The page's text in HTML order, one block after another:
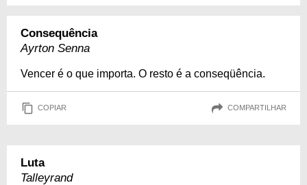
Consequência
Ayrton Senna
Vencer é o que importa. O resto é a conseqüência.
COPIAR COMPARTILHAR
Luta
Talleyrand